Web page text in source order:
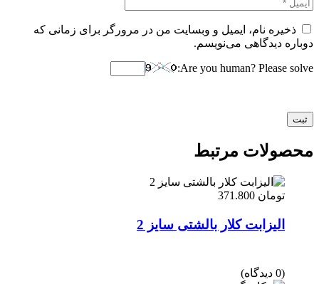
ذخیره نام، ایمیل و وبسایت من در مرورگر برای زمانی که
دوباره دیدگاهی می‌نویسم.
Are you human? Please solve:
محصولات مرتبط
تومان
الیزابت کلار بالشتی سایز 2
(0 دیدگاه)